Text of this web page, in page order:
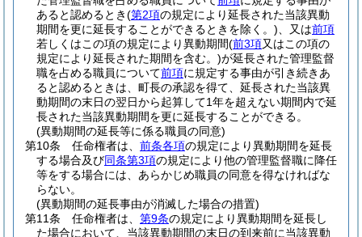
あると認めるとき(第2項の規定により延長された当該異動
期間を更に延長することができるときを除く。) 、又は前項
若しくはこの項の規定により異動期間(前3項又はこの項の
規定により延長された期間を含む。)が延長された管理監督
職を占める職員について前項に規定する事由が引き続きあ
ると認めるときは、町長の承認を得て、延長された当該異
動期間の末日の翌日から起算して1年を超えない期間内で延
長された当該異動期間を更に延長することができる。
(異動期間の延長等に係る職員の同意)
第10条
任命権者は、 前条各項の規定により異動期間を延長
する場合及び同条第3項の規定により他の管理監督職に降任
等をする場合には、あらかじめ職員の同意を得なければな
らない。
(異動期間の延長事由が消滅した場合の措置)
第11条
任命権者は、 第9条の規定により異動期間を延長し
た場合において、当該異動期間の末日の到来前に当該異動